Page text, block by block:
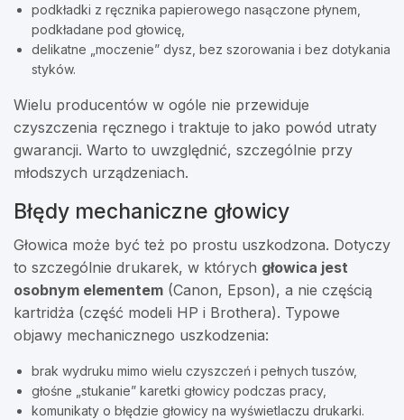
podkładki z ręcznika papierowego nasączone płynem,
podkładane pod głowicę,
delikatne „moczenie” dysz, bez szorowania i bez dotykania
styków.
Wielu producentów w ogóle nie przewiduje
czyszczenia ręcznego i traktuje to jako powód utraty
gwarancji. Warto to uwzględnić, szczególnie przy
młodszych urządzeniach.
Błędy mechaniczne głowicy
Głowica może być też po prostu uszkodzona. Dotyczy
to szczególnie drukarek, w których głowica jest
osobnym elementem (Canon, Epson), a nie częścią
kartridża (część modeli HP i Brothera). Typowe
objawy mechanicznego uszkodzenia:
brak wydruku mimo wielu czyszczeń i pełnych tuszów,
głośne „stukanie” karetki głowicy podczas pracy,
komunikaty o błędzie głowicy na wyświetlaczu drukarki.